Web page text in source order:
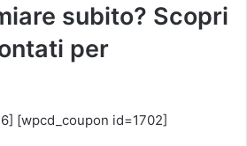
subito? Scopri
per
[wpcd_coupon id=1702]